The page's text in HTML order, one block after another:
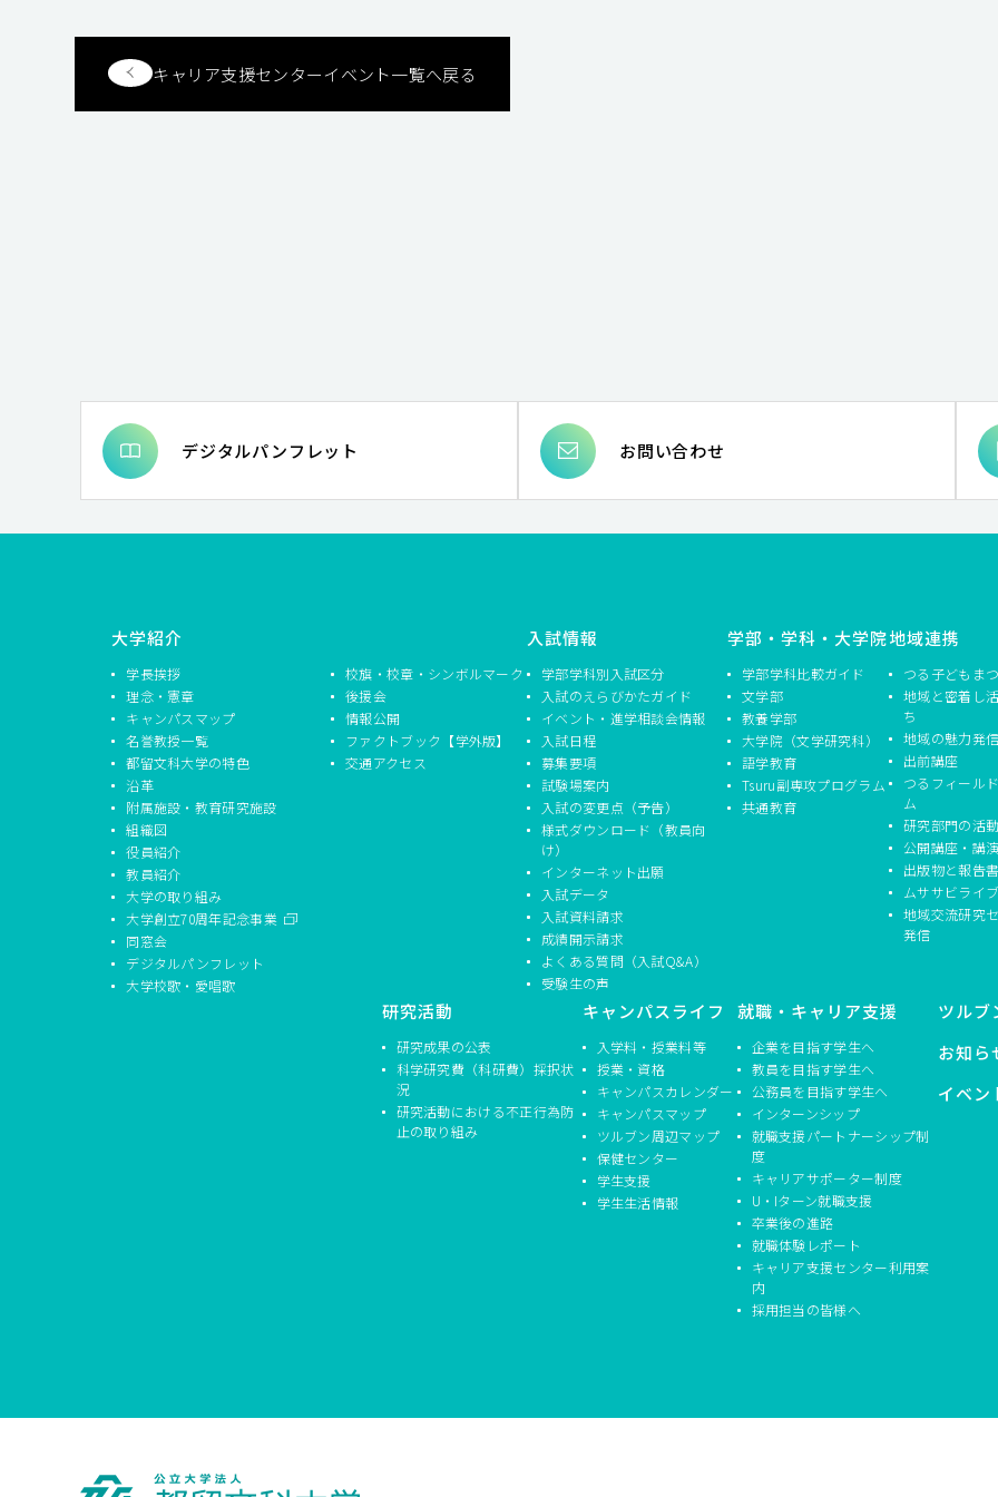
キャリア支援センターイベント一覧へ戻る
デジタルパンフレット お問い合わせ
大学紹介
学長挨拶
理念・憲章
キャンパスマップ
名誉教授一覧
都留文科大学の特色
沿革
附属施設・教育研究施設
組織図
役員紹介
教員紹介
大学の取り組み
大学創立70周年記念事業
同窓会
デジタルパンフレット
大学校歌・愛唱歌
校旗・校章・シンボルマーク
後援会
情報公開
ファクトブック【学外版】
交通アクセス
入試情報
学部学科別入試区分
入試のえらびかたガイド
イベント・進学相談会情報
入試日程
募集要項
試験場案内
入試の変更点（予告）
様式ダウンロード（教員向
け）
インターネット出願
入試データ
入試資料請求
成績開示請求
よくある質問（入試Q&A）
受験生の声
学部・学科・大学院
学部学科比較ガイド
文学部
教養学部
大学院（文学研究科）
語学教育
Tsuru副専攻プログラム
共通教育
地域連携
つる子どもま
地域と密着し
ち
地域の魅力発
出前講座
つるフィール
ム
研究部門の活
公開講座・講
出版物と報告
ムササビライ
地域交流研究
発信
研究活動
研究成果の公表
科学研究費（科研費）採択状
況
研究活動における不正行為防
止の取り組み
キャンパスライフ
入学料・授業料等
授業・資格
キャンパスカレンダー
キャンパスマップ
ツルブン周辺マップ
保健センター
学生支援
学生生活情報
就職・キャリア支援
企業を目指す学生へ
教員を目指す学生へ
公務員を目指す学生へ
インターンシップ
就職支援パートナーシップ制
度
キャリアサポーター制度
U・Iターン就職支援
卒業後の進路
就職体験レポート
キャリア支援センター利用案
内
採用担当の皆様へ
ツルブ
お知ら
イベン